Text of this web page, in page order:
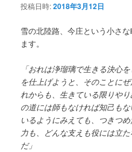
投稿日時:2018年3月12日
雪の北陸路、今庄という小さ
ます。
「おれは浄瑠璃で生きる決心
を仕上げようと、そのことに
れからも、生きている限りや
の道には師もなければ知己も
いるようにみえても、つきつ
力も、どんな支えも役には立
だ」